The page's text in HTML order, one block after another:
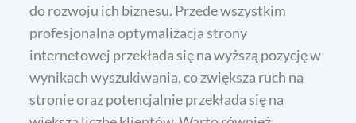
do rozwoju ich biznesu. Przede wszystkim
profesjonalna optymalizacja strony
internetowej przekłada się na wyższą pozycję w
wynikach wyszukiwania, co zwiększa ruch na
stronie oraz potencjalnie przekłada się na